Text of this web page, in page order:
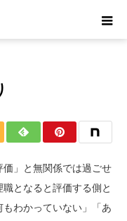
」と無関係では過ごせ
となると評価する側と
わかっていない」「あ